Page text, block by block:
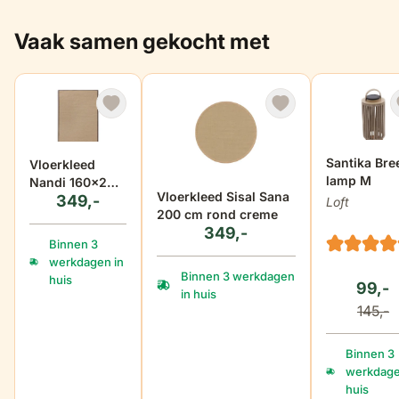
de kussens ademend zijn en goed tegen vocht
kunnen. De kussenhoezen zijn voorzien van een rits
zodat je deze koud kunt wassen wanneer dit nodig
is.</span></span><span class="EOP
SCXW63108132 BCX0" data-ccp-props="
{&quot;201341983&quot;:0,&quot;335559739&quot;:1
60,&quot;335559740&quot;:259}"> </span></p>
<p> </p>
Vaak samen gekocht met
Vloerkleed
Nandi 160x230
349,-
Binnen 3
werkdagen in
huis
Vloerkleed Sisal Sana
200 cm rond creme
349,-
Binnen 3 werkdagen
in huis
Santika
lamp M
Loft
99,-
145,-
Binnen 3
huis